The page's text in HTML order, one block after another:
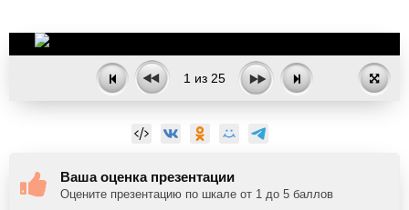
1 из 25
Ваша оценка презентации
Оцените презентацию по шкале от 1 до 5 баллов